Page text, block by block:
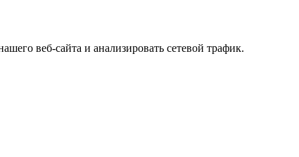
веб-сайта и анализировать сетевой трафик.